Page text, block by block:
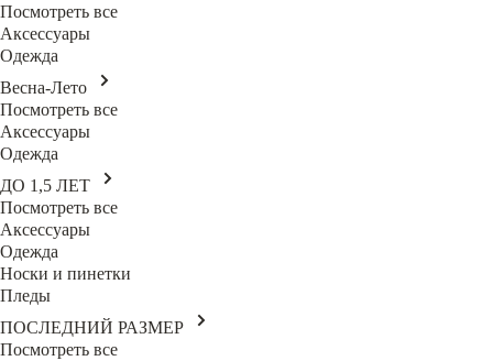
Посмотреть все
Аксессуары
Одежда
Весна-Лето
Посмотреть все
Аксессуары
Одежда
ДО 1,5 ЛЕТ
Посмотреть все
Аксессуары
Одежда
Носки и пинетки
Пледы
ПОСЛЕДНИЙ РАЗМЕР
Посмотреть все